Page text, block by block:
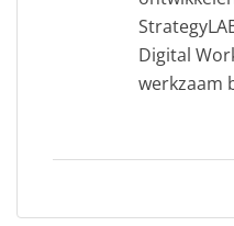
Digital
werkzaam